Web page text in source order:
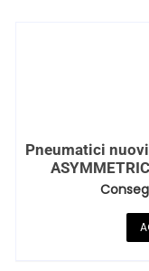
Pneumatici nuovi